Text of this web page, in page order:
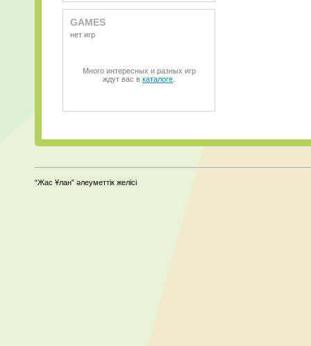
GAMES
нет игр
Много интересных и разных игр
ждут вас в каталоге
“Жас Ұлан” әлеуметтік желісі